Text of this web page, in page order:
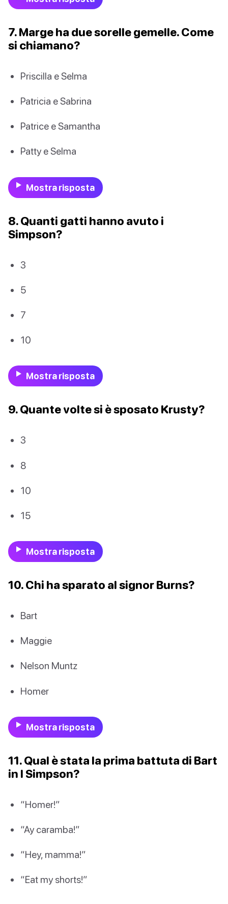
7. Marge ha due sorelle gemelle. Come
si chiamano?
Priscilla e Selma
Patricia e Sabrina
Patrice e Samantha
Patty e Selma
Mostra risposta
8. Quanti gatti hanno avuto i
Simpson?
3
5
7
10
Mostra risposta
9. Quante volte si è sposato Krusty?
3
8
10
15
Mostra risposta
10. Chi ha sparato al signor Burns?
Bart
Maggie
Nelson Muntz
Homer
Mostra risposta
11. Qual è stata la prima battuta di Bart
in I Simpson?
“Homer!”
“Ay caramba!”
“Hey, mamma!”
“Eat my shorts!”